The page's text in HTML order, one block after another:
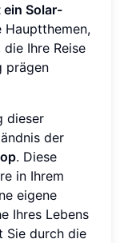
Solar-
Hauptthemen,
Ihre Reise
prägen
dieser
der
. Diese
in Ihrem
eigene
Ihres Lebens
Sie durch die